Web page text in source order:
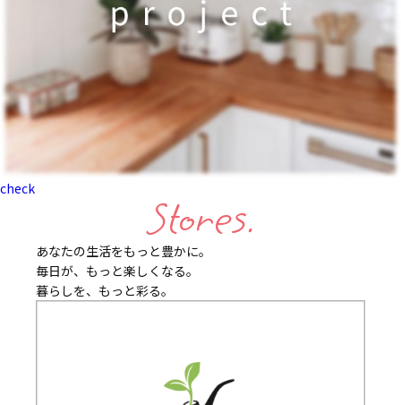
check
Stores.
あなたの生活をもっと豊かに。
毎日が、もっと楽しくなる。
暮らしを、もっと彩る。